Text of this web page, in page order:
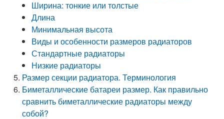
Ширина: тонкие или толстые
Длина
Минимальная высота
Виды и особенности размеров радиаторов
Стандартные радиаторы
Низкие радиаторы
Размер секции радиатора. Терминология
Биметаллические батареи размер. Как правильно
сравнить биметаллические радиаторы между
собой?